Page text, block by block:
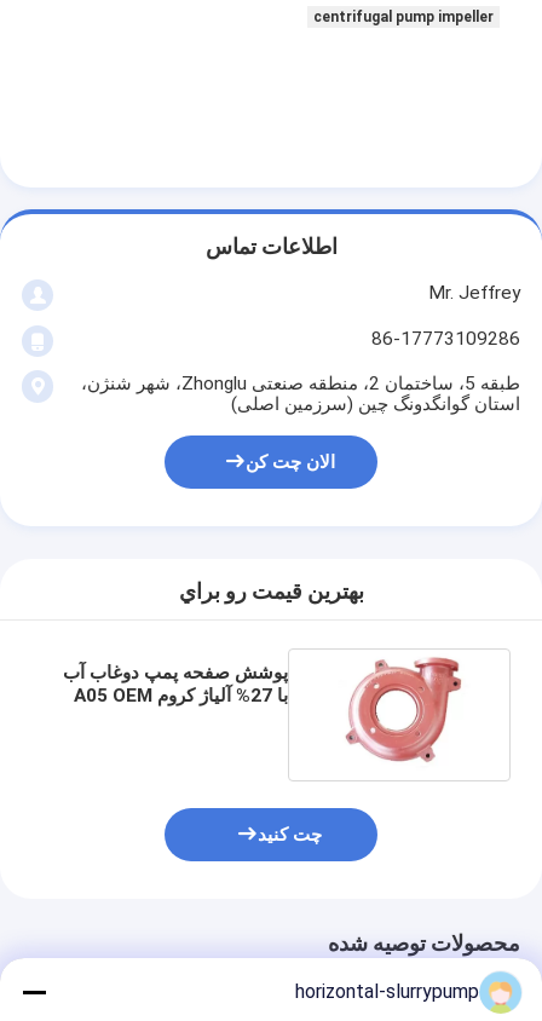
centrifugal pump impeller
اطلاعات تماس
Mr. Jeffrey
86-17773109286
طبقه 5، ساختمان 2، منطقه صنعتی Zhonglu، شهر شنژن،
استان گوانگدونگ چین (سرزمین اصلی)
الان چت کن
بهترين قيمت رو براي
پوشش صفحه پمپ دوغاب آب
با 27% آلیاژ کروم A05 OEM
چت کنید
محصولات توصیه شده
horizontal-slurrypump